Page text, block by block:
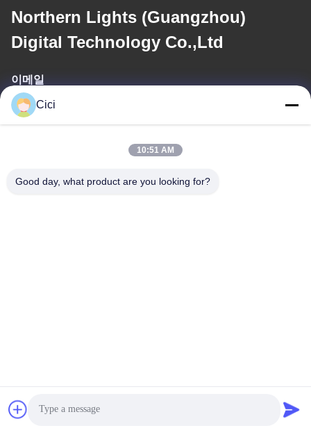
Northern Lights (Guangzhou)
Digital Technology Co.,Ltd
이메일
sales03@bjgprojection.com
주소
Northern Lights (Guangzhou) Digital Technology Co.,Ltd . 무단 복
Cici
10:51 AM
Good day, what product are you looking for?